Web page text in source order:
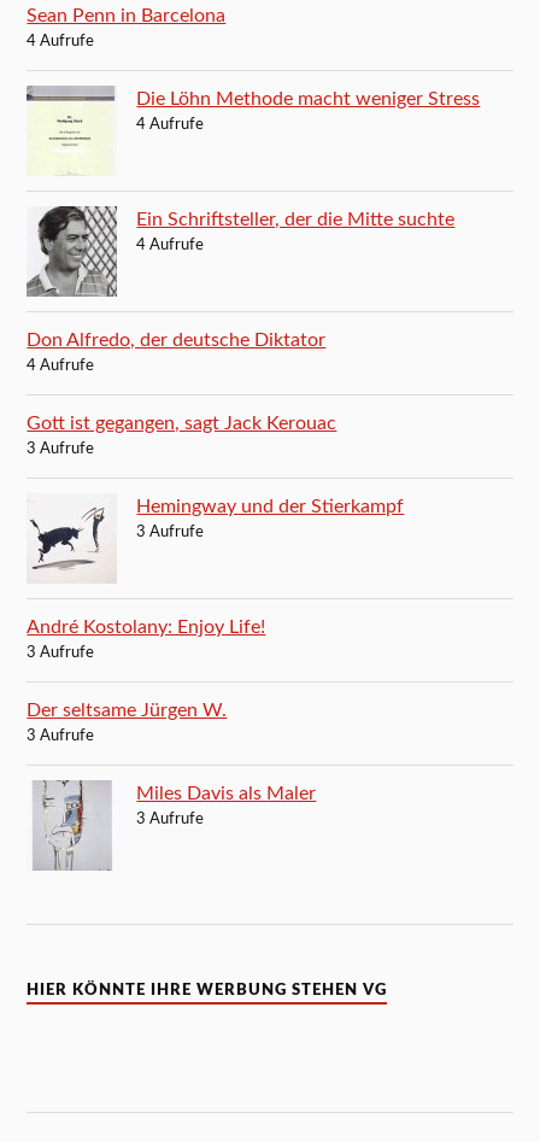
Sean Penn in Barcelona
4 Aufrufe
Die Löhn Methode macht weniger Stress
4 Aufrufe
Ein Schriftsteller, der die Mitte suchte
4 Aufrufe
Don Alfredo, der deutsche Diktator
4 Aufrufe
Gott ist gegangen, sagt Jack Kerouac
3 Aufrufe
Hemingway und der Stierkampf
3 Aufrufe
André Kostolany: Enjoy Life!
3 Aufrufe
Der seltsame Jürgen W.
3 Aufrufe
Miles Davis als Maler
3 Aufrufe
HIER KÖNNTE IHRE WERBUNG STEHEN VG